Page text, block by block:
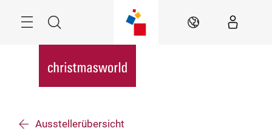
Suche DE
Ausstellerübersicht